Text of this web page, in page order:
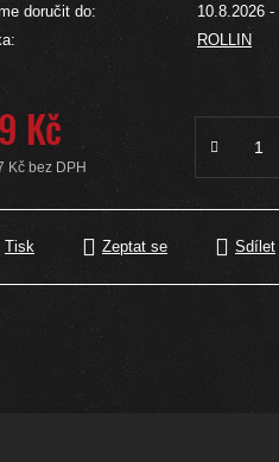
doručit do:
10.8.2026 -
ROLLIN
Kč
Kč bez DPH
Tisk Zeptat se Sdílet